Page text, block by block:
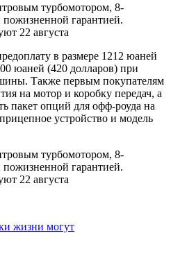
в размере 1212 юаней
юаней (420 долларов) при
Также первым покупателям
на мотор и коробку передач, а
пакет опций для офф-роуда на
устройство и модель
жизни могут